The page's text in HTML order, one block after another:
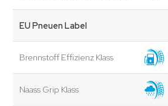
EU Pneuen Label
Brennstoff Effizienz Klass
Naass Grip Klass